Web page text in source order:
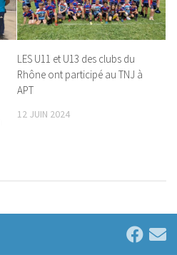
LES U11 et U13 des clubs du
Rhône ont participé au TNJ à
APT
12 JUIN 2024